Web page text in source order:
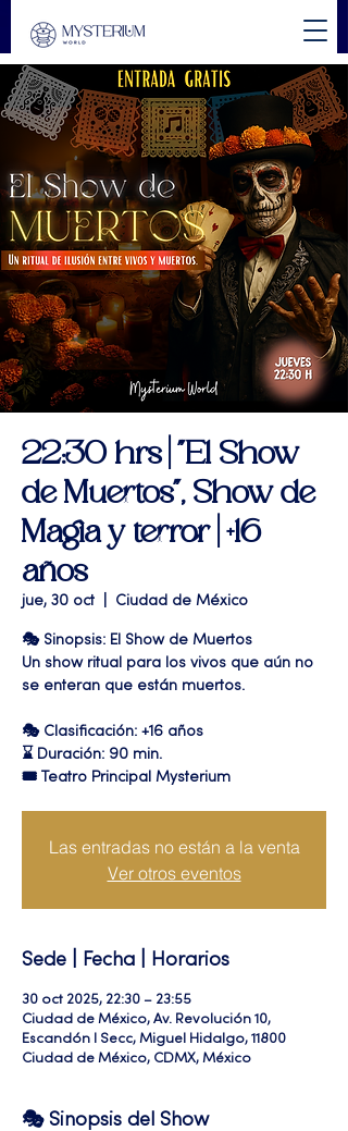
22:30 hrs | "El Show
de Muertos", Show de
Magia y terror | +16
años
jue, 30 oct Ciudad de México
🎭 Sinopsis: El Show de Muertos
Un show ritual para los vivos que aún no
se enteran que están muertos.
🎭 Clasificación: +16 años
⌛ Duración: 90 min.
🎟 Teatro Principal Mysterium
Las entradas no están a la venta
Ver otros eventos
Sede | Fecha | Horarios
30 oct 2025, 22:30 – 23:55
Ciudad de México, Av. Revolución 10,
Escandón I Secc, Miguel Hidalgo, 11800
Ciudad de México, CDMX, México
🎭 Sinopsis del Show